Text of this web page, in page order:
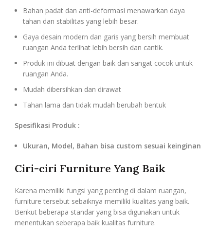
Bahan padat dan anti-deformasi menawarkan daya
tahan dan stabilitas yang lebih besar.
Gaya desain modern dan garis yang bersih membuat
ruangan Anda terlihat lebih bersih dan cantik.
Produk ini dibuat dengan baik dan sangat cocok untuk
ruangan Anda.
Mudah dibersihkan dan dirawat
Tahan lama dan tidak mudah berubah bentuk
Spesifikasi Produk :
Ukuran, Model, Bahan bisa custom sesuai keinginan
Ciri-ciri Furniture Yang Baik
Karena memiliki fungsi yang penting di dalam ruangan,
furniture tersebut sebaiknya memiliki kualitas yang baik.
Berikut beberapa standar yang bisa digunakan untuk
menentukan seberapa baik kualitas furniture.